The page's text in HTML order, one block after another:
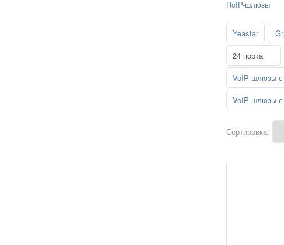
RoIP-шлюзы
Yeastar
24 порта
VoIP шлюзы с
VoIP шлюзы с
Сортировка: